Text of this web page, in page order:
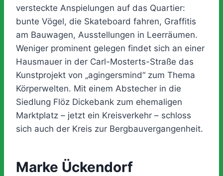
versteckte Anspielungen auf das Quartier:
bunte Vögel, die Skateboard fahren, Graffitis
am Bauwagen, Ausstellungen in Leerräumen.
Weniger prominent gelegen findet sich an einer
Hausmauer in der Carl-Mosterts-Straße das
Kunstprojekt von „agingersmind“ zum Thema
Körperwelten. Mit einem Abstecher in die
Siedlung Flöz Dickebank zum ehemaligen
Marktplatz – jetzt ein Kreisverkehr – schloss
sich auch der Kreis zur Bergbauvergangenheit.
Marke Ückendorf